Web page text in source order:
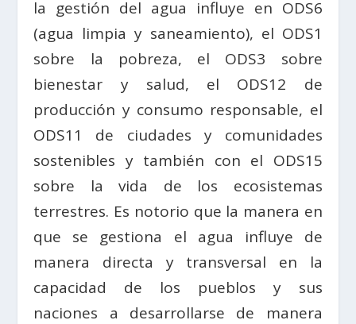
la gestión del agua influye en ODS6
(agua limpia y saneamiento), el ODS1
sobre la pobreza, el ODS3 sobre
bienestar y salud, el ODS12 de
producción y consumo responsable, el
ODS11 de ciudades y comunidades
sostenibles y también con el ODS15
sobre la vida de los ecosistemas
terrestres. Es notorio que la manera en
que se gestiona el agua influye de
manera directa y transversal en la
capacidad de los pueblos y sus
naciones a desarrollarse de manera